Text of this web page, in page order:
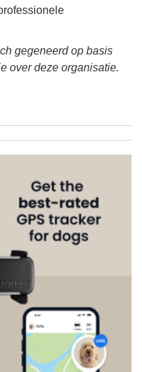
gegeneerd op basis
over deze organisatie.